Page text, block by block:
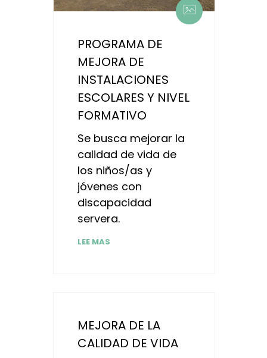
PROGRAMA DE
MEJORA DE
INSTALACIONES
ESCOLARES Y NIVEL
FORMATIVO
Se busca mejorar la
calidad de vida de
los niños/as y
jóvenes con
discapacidad
servera.
LEE MAS
MEJORA DE LA
CALIDAD DE VIDA